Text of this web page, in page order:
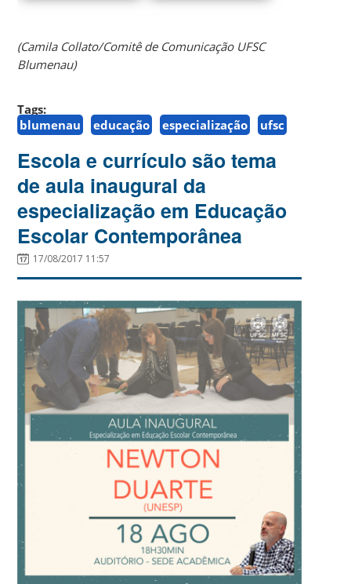
(Camila Collato/Comitê de Comunicação UFSC
Blumenau)
Tags:
blumenau
educação especialização ufsc
Escola e currículo são tema
de aula inaugural da
especialização em Educação
Escolar Contemporânea
17/08/2017 11:57